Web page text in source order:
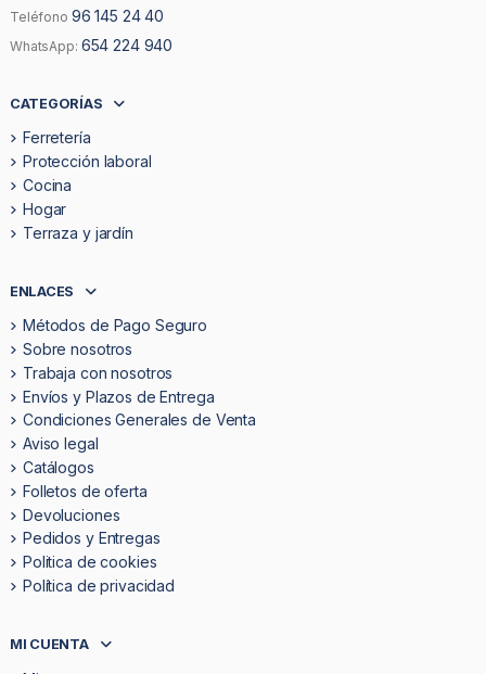
Teléfono 96 145 24 40
WhatsApp: 654 224 940
CATEGORÍAS
Ferretería
Protección laboral
Cocina
Hogar
Terraza y jardín
ENLACES
Métodos de Pago Seguro
Sobre nosotros
Trabaja con nosotros
Envíos y Plazos de Entrega
Condiciones Generales de Venta
Aviso legal
Catálogos
Folletos de oferta
Devoluciones
Pedidos y Entregas
Politica de cookies
Política de privacidad
MI CUENTA